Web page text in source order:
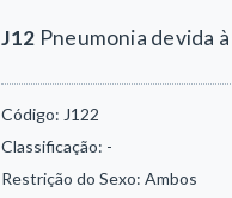
J12 Pneumonia devida
Código: J122
Classificação: -
Restrição do Sexo: Ambos